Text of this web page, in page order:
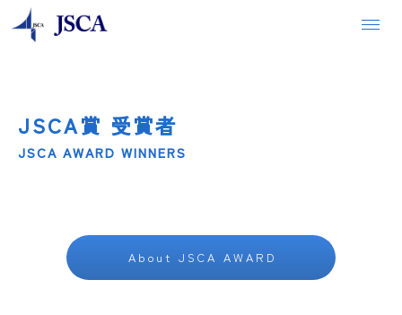
JSCA賞 受賞者
JSCA AWARD WINNERS
About JSCA AWARD
安心できる建物をつくるために
JSCA会長からのメッセージ